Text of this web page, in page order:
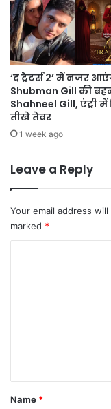
‘द ट्रेटर्स 2’ में नजर
Shubman Gill की
Shahneel Gill, एंट्री में
तीखे तेवर
1 week ago
Leave a Reply
Your email address
marked *
*
Name *